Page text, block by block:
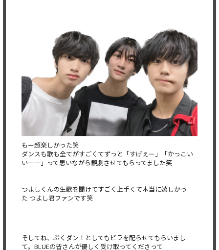
もー超楽しかった笑
ダンスも歌も全てがすごくてずっと「すげぇー」「かっこい
いーー」って思いながら観劇させてもらってました笑
つよしくんの生歌を聞けてすごく上手くて本当に嬉しかっ
た つよし君ファンです笑
そしてね、ぷくダン！としてもビラを配らせてもらいまし
て。 BLUEの皆さんが優しく受け取ってくださって